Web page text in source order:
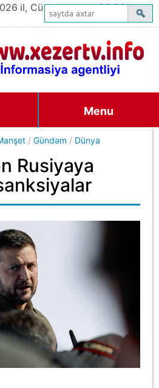
il, Cümə axşamı, 03:20
Menu
/Gündəm / Dünya
Rusiyaya